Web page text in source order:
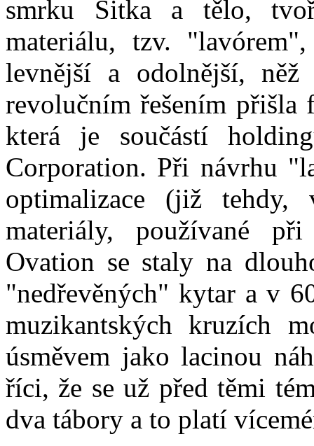
smrku Sitka a tělo,
materiálu, tzv.
levnější a odolnější,
revolučním řešením přišla
která je součástí
Corporation. Při návrhu
optimalizace (již tehdy,
materiály, používané
Ovation se staly na
"nedřevěných" kytar a v
muzikantských kruzích
úsměvem jako lacinou
říci, že se už před těmi
dva tábory a to platí